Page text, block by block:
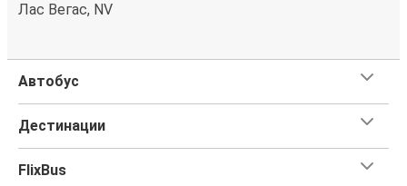
Лас Вегас, NV
Автобус
Дестинации
FlixBus